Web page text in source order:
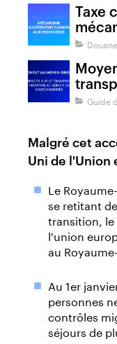
Taxe
Guide
Malgré cet
Uni de l'Union
Le
se retitant
transition, le
l'union
au
Au 1er
personnes
contrôles
séjours de